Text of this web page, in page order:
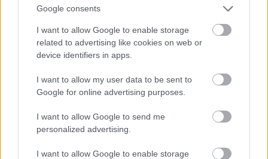
Google consents
I want to allow Google to enable storage
related to advertising like cookies on web or
device identifiers in apps.
I want to allow my user data to be sent to
Google for online advertising purposes.
I want to allow Google to send me
personalized advertising.
I want to allow Google to enable storage
και το Google News